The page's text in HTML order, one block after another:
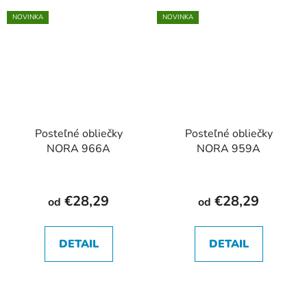
NOVINKA
Posteľné obliečky
NORA 966A
od €28,29
DETAIL
NOVINKA
Posteľné obliečky
NORA 959A
od €28,29
DETAIL